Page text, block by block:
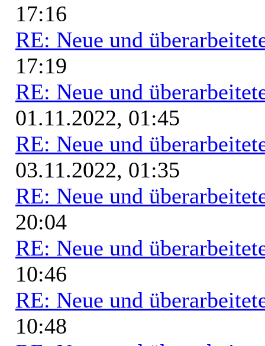
17:16
RE: Neue und
17:19
RE: Neue und
01.11.2022, 01:45
RE: Neue und
03.11.2022, 01:35
RE: Neue und
20:04
RE: Neue und
10:46
RE: Neue und
10:48